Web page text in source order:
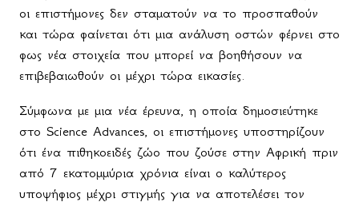
οι επιστήμονες δεν σταματούν να το προσπαθούν
και τώρα φαίνεται ότι μια ανάλυση οστών φέρνει στο
φως νέα στοιχεία που μπορεί να βοηθήσουν να
επιβεβαιωθούν οι μέχρι τώρα εικασίες.
Σύμφωνα με μια νέα έρευνα, η οποία δημοσιεύτηκε
στο Science Advances, οι επιστήμονες υποστηρίζουν
ότι ένα πιθηκοειδές ζώο που ζούσε στην Αφρική πριν
από 7 εκατομμύρια χρόνια είναι ο καλύτερος
υποψήφιος μέχρι στιγμής για να αποτελέσει τον